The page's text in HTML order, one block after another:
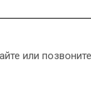
или